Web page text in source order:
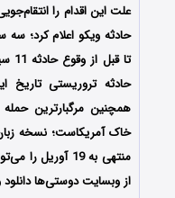
حادثه ویکو اعلام کرد؛ سه
حادثه تروریستی تاریخ
همچنین مرگبارترین
خاک آمریکاست؛ نسخه
منتهی به 19
از وبسایت دوستی‌ها دانلود